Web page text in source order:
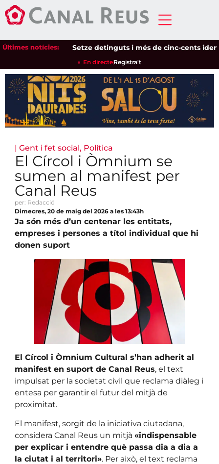
Últimes notícies:Setze detinguts i més de cinc-cents
En directeRegistra't
| Gent i fet social, Política
El Círcol i Òmnium se
sumen al manifest per
Canal Reus
per: Redacció
Dimecres, 20 de maig del 2026 a les 13:43h
Ja són més d’un centenar les entitats,
empreses i persones a títol individual que hi
donen suport
El Círcol i Òmnium Cultural s’han adherit al
manifest en suport de Canal Reus, el text
impulsat per la societat civil que reclama diàleg i
entesa per garantir el futur del mitjà de
proximitat.
El manifest, sorgit de la iniciativa ciutadana,
considera Canal Reus un mitjà «indispensable
per explicar i entendre què passa dia a dia a
la ciutat i al territori». Per això, el text reclama